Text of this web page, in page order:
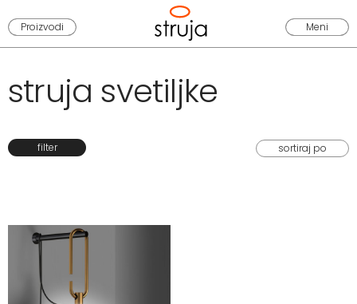
Proizvodi Meni
struja svetiljke
filter